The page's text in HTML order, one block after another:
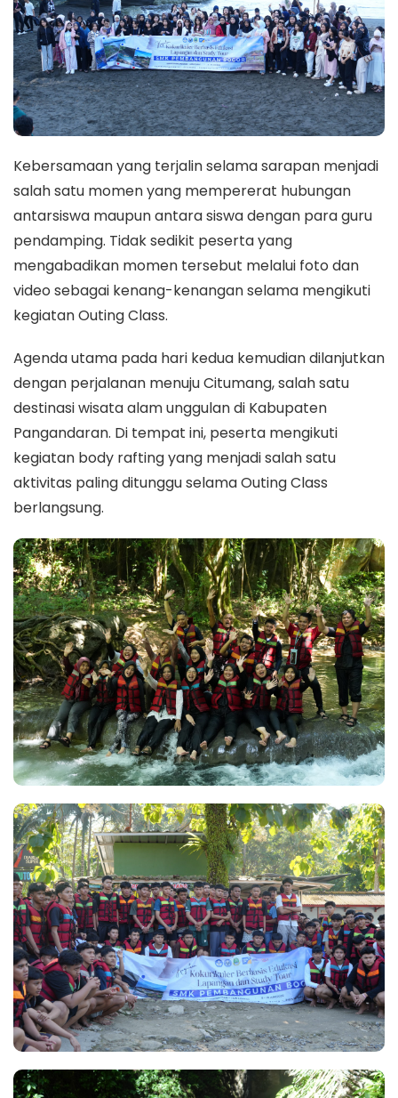
Kebersamaan yang terjalin selama sarapan menjadi
salah satu momen yang mempererat hubungan
antarsiswa maupun antara siswa dengan para guru
pendamping. Tidak sedikit peserta yang
mengabadikan momen tersebut melalui foto dan
video sebagai kenang-kenangan selama mengikuti
kegiatan Outing Class.
Agenda utama pada hari kedua kemudian dilanjutkan
dengan perjalanan menuju Citumang, salah satu
destinasi wisata alam unggulan di Kabupaten
Pangandaran. Di tempat ini, peserta mengikuti
kegiatan body rafting yang menjadi salah satu
aktivitas paling ditunggu selama Outing Class
berlangsung.